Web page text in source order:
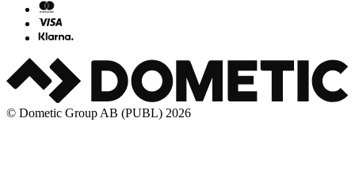
© Dometic Group AB (PUBL) 2026